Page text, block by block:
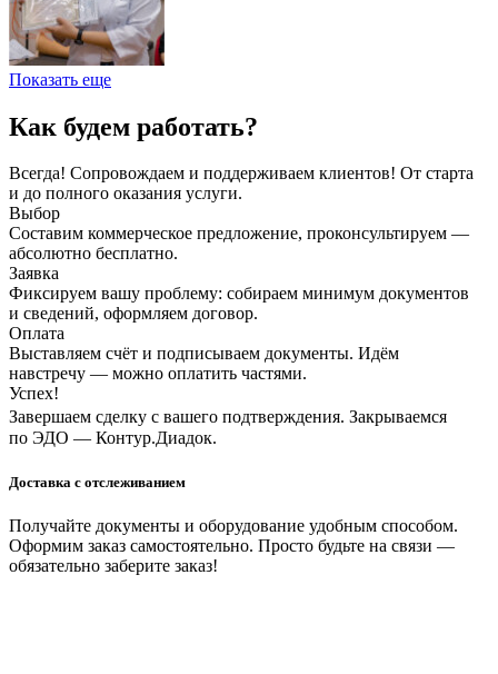
Показать еще
Как будем работать?
Всегда! Сопровождаем и поддерживаем клиентов! От старта
и до полного оказания услуги.
Выбор
Составим коммерческое предложение, проконсультируем —
абсолютно бесплатно.
Заявка
Фиксируем вашу проблему: собираем минимум документов
и сведений, оформляем договор.
Оплата
Выставляем счёт и подписываем документы. Идём
навстречу — можно оплатить частями.
Успех!
Завершаем сделку с вашего подтверждения. Закрываемся
по ЭДО — Контур.Диадок.
Доставка с отслеживанием
Получайте документы и оборудование удобным способом.
Оформим заказ самостоятельно. Просто будьте на связи —
обязательно заберите заказ!